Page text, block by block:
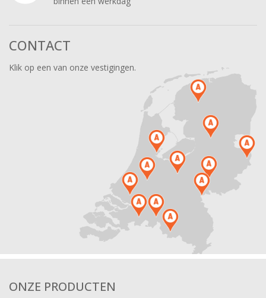
CONTACT
Klik op een van onze vestigingen.
ONZE PRODUCTEN